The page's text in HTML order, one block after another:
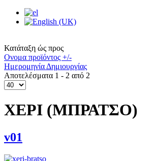
Κατάταξη ώς προς
Ονομα προϊόντος +/-
Ημερομηνία Δημιουργίας
Αποτελέσματα 1 - 2 από 2
ΧΕΡΙ (ΜΠΡΑΤΣΟ)
v01